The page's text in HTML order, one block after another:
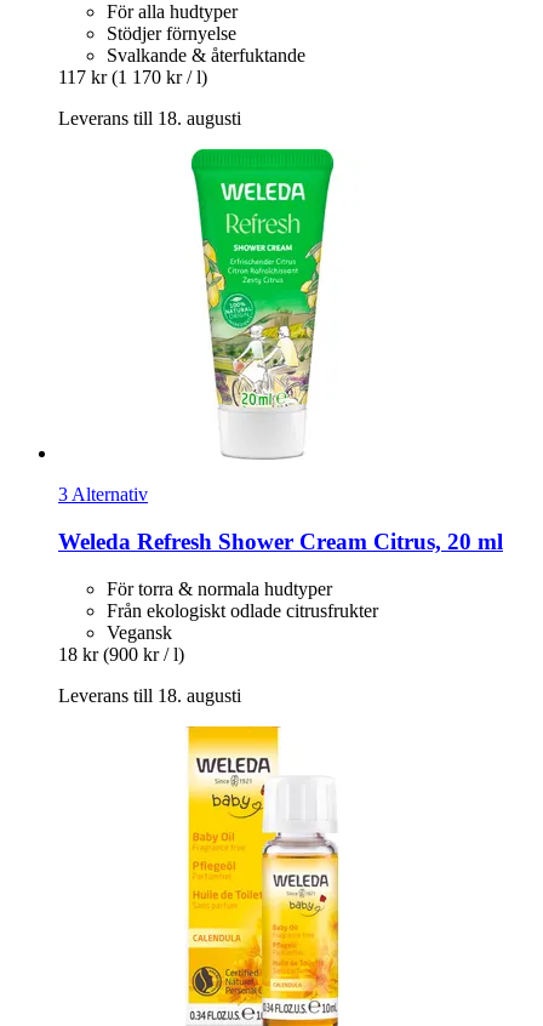
För alla hudtyper
Stödjer förnyelse
Svalkande & återfuktande
117 kr (1 170 kr / l)
Leverans till 18. augusti
3 Alternativ
Weleda Refresh Shower Cream Citrus, 20 ml
För torra & normala hudtyper
Från ekologiskt odlade citrusfrukter
Vegansk
18 kr (900 kr / l)
Leverans till 18. augusti